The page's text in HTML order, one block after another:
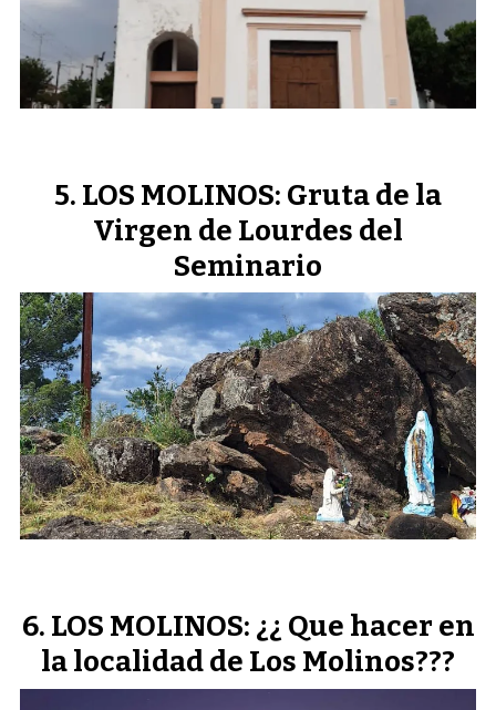
LOS MOLINOS: Gruta de la
Virgen de Lourdes del
Seminario
LOS MOLINOS: ¿¿ Que hacer en
la localidad de Los Molinos???